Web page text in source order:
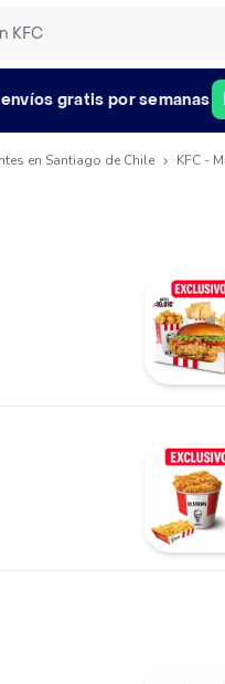
envíos gratis por semanas
en Santiago de Chile KFC -